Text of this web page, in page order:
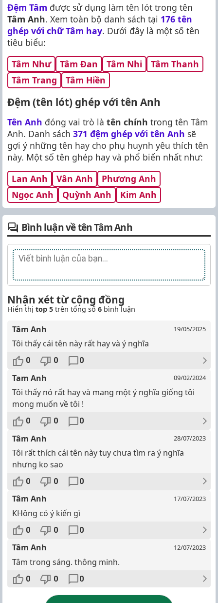
Đệm Tâm được sử dụng làm tên lót trong tên
Tâm Anh. Xem toàn bộ danh sách tại 176 tên
ghép với chữ Tâm hay. Dưới đây là một số tên
tiêu biểu:
Tâm Như
Tâm Đan Tâm Nhi
Tâm Thanh
Tâm Trang
Tâm Hiền
Đệm (tên lót) ghép với tên Anh
Tên Anh đóng vai trò là tên chính trong tên Tâm
Anh. Danh sách 371 đệm ghép với tên Anh sẽ
gợi ý những tên hay cho phụ huynh yêu thích tên
này. Một số tên ghép hay và phổ biến nhất như:
Lan Anh
Vân Anh
Phương Anh
Ngọc Anh
Quỳnh Anh Kim Anh
Bình luận về tên Tâm Anh
Nhận xét từ cộng đồng
Hiển thị top 5 trên tổng số 6 bình luận
Tâm Anh 19/05/2025
Tôi thấy cái tên này rất hay và ý nghĩa
0 0 0
Tam Anh 09/02/2024
Tôi thấy nó rất hay và mang một ý nghĩa giống tôi
mong muốn về tôi ! ️
0 0 0
Tâm Anh 28/07/2023
Tôi rất thích cái tên này tuy chưa tìm ra ý nghĩa
nhưng ko sao
0 0 0
Tâm Anh 17/07/2023
KHông có ý kiến gì
0 0 0
Tâm Anh 12/07/2023
Tâm trong sáng. thông minh.
0 0 0